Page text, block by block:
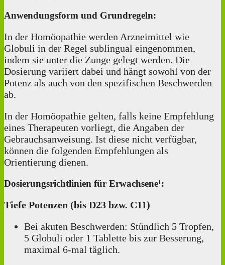
Anwendungsform und Grundregeln:
In der Homöopathie werden Arzneimittel wie
Globuli in der Regel sublingual eingenommen,
indem sie unter die Zunge gelegt werden. Die
Dosierung variiert dabei und hängt sowohl von der
Potenz als auch von den spezifischen Beschwerden
ab.
In der Homöopathie gelten, falls keine Empfehlung
eines Therapeuten vorliegt, die Angaben der
Gebrauchsanweisung. Ist diese nicht verfügbar,
können die folgenden Empfehlungen als
Orientierung dienen.
Dosierungsrichtlinien für Erwachsene¹:
Tiefe Potenzen (bis D23 bzw. C11)
Bei akuten Beschwerden: Stündlich 5 Tropfen,
5 Globuli oder 1 Tablette bis zur Besserung,
maximal 6-mal täglich.